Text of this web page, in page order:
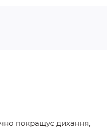
покращує дихання,